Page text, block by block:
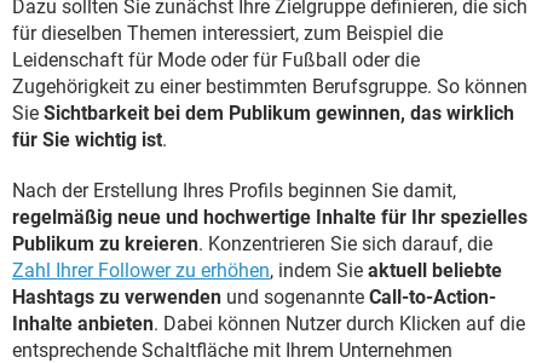
Dazu sollten Sie zunächst Ihre Zielgruppe definieren, die sich
für dieselben Themen interessiert, zum Beispiel die
Leidenschaft für Mode oder für Fußball oder die
Zugehörigkeit zu einer bestimmten Berufsgruppe. So können
Sie Sichtbarkeit bei dem Publikum gewinnen, das wirklich
für Sie wichtig ist.
Nach der Erstellung Ihres Profils beginnen Sie damit,
regelmäßig neue und hochwertige Inhalte für Ihr spezielles
Publikum zu kreieren. Konzentrieren Sie sich darauf, die
Zahl Ihrer Follower zu erhöhen, indem Sie aktuell beliebte
Hashtags zu verwenden und sogenannte Call-to-Action-
Inhalte anbieten. Dabei können Nutzer durch Klicken auf die
entsprechende Schaltfläche mit Ihrem Unternehmen